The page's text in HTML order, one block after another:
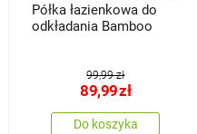
Półka łazienkowa do
odkładania Bamboo
99,99 zł
89,99zł
Do koszyka